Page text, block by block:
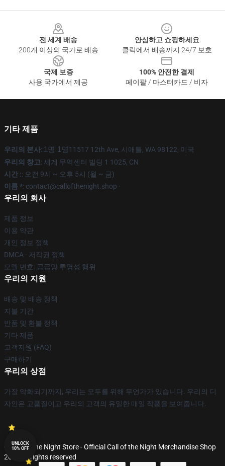
전 세계 배송
200개 이상의 국가로 배송
안심하고 쇼핑하세요
클릭에서 배송까지 24/7 보호
국제 보증
사용 국가에서 제공
100% 안전한 결제
페이팔 / 마스터카드 / 비자
기타 제품
우리의 본사::1명 1명11517 12th Ave, 시애틀, WA 98122, 미국
우리의 창고: 세계 무역센터 빌딩 1 1025, CN
시간 :: 오전 9시 ~ 오후 5시 (월 ~ 금)
이름 *: contact@callofthenight.shop ·
우리의 회사
제품 정보
이용 약관
개인 정보 정책
DMCA - 저작권 정책
모델 번호: 공급망 투명성 행위
우리의 지원
배송 및 배송 정책
지불 기간
반품 및 환불 정책
기타 제품
고객지원 (FAQ)
구매하기
우리의 상점
가장 악화되기까지, 우리는 모두를 위해 무언가가 있습니다. 우리의 디
자인은 고품질이고 우리의 고객의 유일한 매일 작풍을 보여줍니다.
© Call of the Night Store - Official Call of the Night Merchandise Shop
2026 all rights reserved
UNLOCK
10% OFF